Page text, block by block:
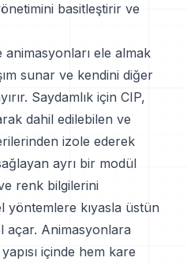
basitleştirir ve
animasyonları ele almak
sunar ve kendini diğer
Saydamlık için CIP,
dahil edilebilen ve
izole ederek
ayrı bir modül
renk bilgilerini
yöntemlere kıyasla üstün
açar. Animasyonlara
içinde hem kare